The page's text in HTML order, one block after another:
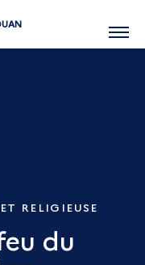
Menu
RELIGIEUSE
du